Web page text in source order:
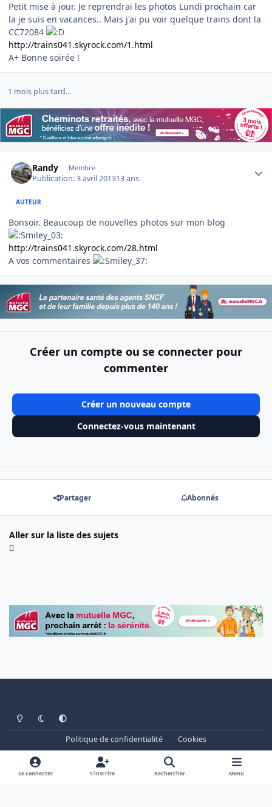
Petit mise à jour. Je reprendrai les photos Lundi prochain car
la je suis en vacances.. Mais j'ai pu voir quelque trains dont la
CC72084
http://trains041.skyrock.com/1.html
A+ Bonne soirée !
1 mois plus tard...
Randy Membre
Publication:3 avril 201313 ans
AUTEUR
Bonsoir. Beaucoup de nouvelles photos sur mon blog
http://trains041.skyrock.com/28.html
A vos commentaires
Créer un compte ou se connecter pour
commenter
Créer un nouveau compte
Connectez-vous maintenant
Partager Abonnés
Aller sur la liste des sujets
Light ModeDark ModeSystem Preference
Politique de confidentialité
Cookies
www.cheminots.net - Forum Libre depuis 2003
Powered by
Invision Community
Se connecter S’inscrire Rechercher Menu